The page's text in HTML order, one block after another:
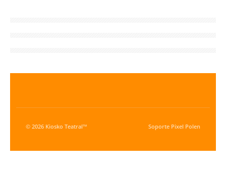
© 2026 Kiosko Teatral™ Soporte Pixel Polen